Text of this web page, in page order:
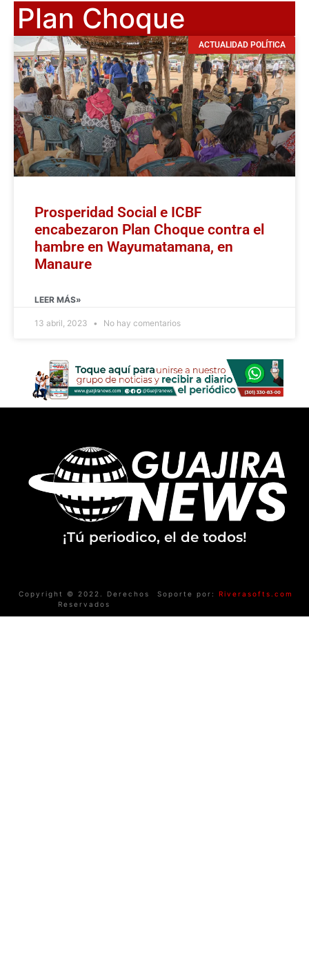
Plan Choque
ACTUALIDAD POLÍTICA
Prosperidad Social e ICBF
encabezaron Plan Choque contra el
hambre en Wayumatamana, en
Manaure
LEER MÁS»
13 abril, 2023 No hay comentarios
¡Tú periodico, el de todos!
Copyright © 2022. Derechos
Reservados
Soporte por: Riverasofts.com